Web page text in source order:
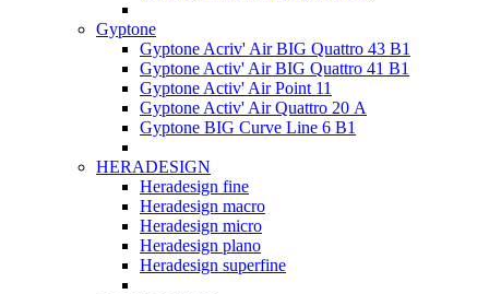
Gyptone
Gyptone Acriv' Air BIG Quattro 43 В1
Gyptone Activ' Air BIG Quattro 41 B1
Gyptone Activ' Air Point 11
Gyptone Activ' Air Quattro 20 А
Gyptone BIG Curve Line 6 B1
HERADESIGN
Heradesign fine
Heradesign macro
Heradesign micro
Heradesign plano
Heradesign superfine